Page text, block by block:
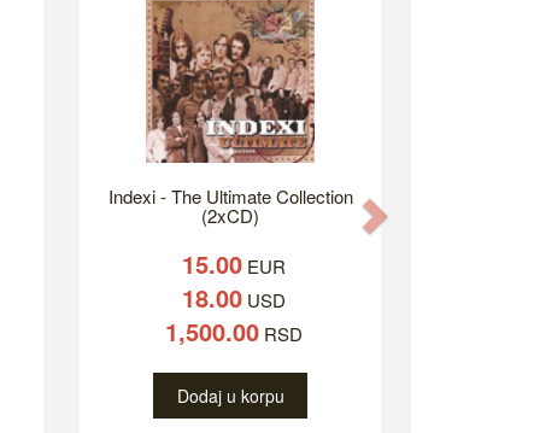
Indexi - The Ultimate Collection
(2xCD)
15.00EUR
18.00USD
1,500.00RSD
Dodaj u korpu